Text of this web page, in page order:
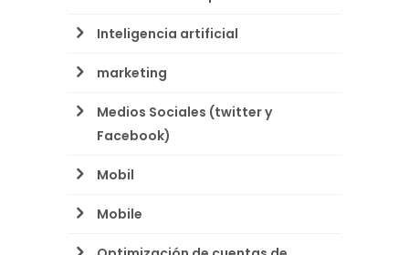
Inteligencia artificial
marketing
Medios Sociales (twitter y
Facebook)
Mobil
Mobile